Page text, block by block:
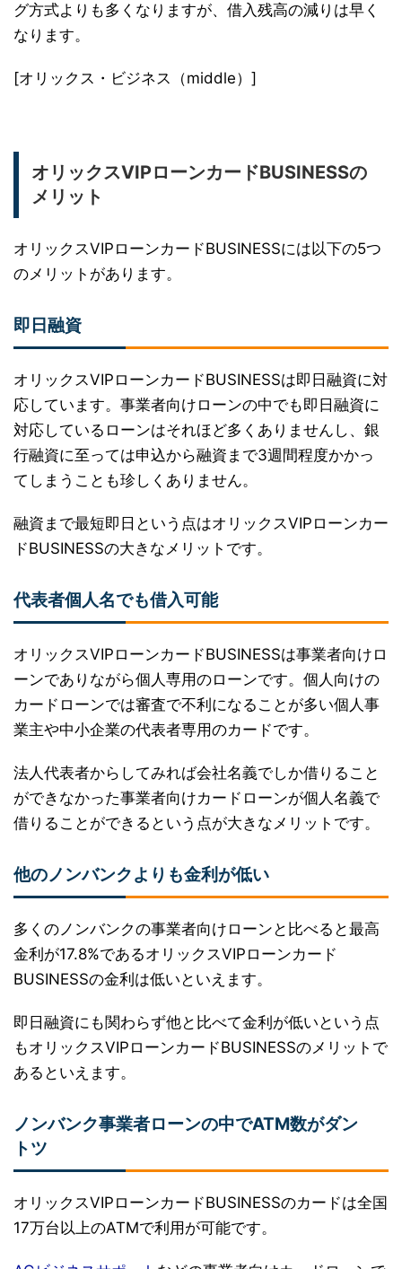
グ方式よりも多くなりますが、借入残高の減りは早く
なります。
[オリックス・ビジネス（middle）]
オリックスVIPローンカードBUSINESSの
メリット
オリックスVIPローンカードBUSINESSには以下の5つ
のメリットがあります。
即日融資
オリックスVIPローンカードBUSINESSは即日融資に対
応しています。事業者向けローンの中でも即日融資に
対応しているローンはそれほど多くありませんし、銀
行融資に至っては申込から融資まで3週間程度かかっ
てしまうことも珍しくありません。
融資まで最短即日という点はオリックスVIPローンカー
ドBUSINESSの大きなメリットです。
代表者個人名でも借入可能
オリックスVIPローンカードBUSINESSは事業者向けロ
ーンでありながら個人専用のローンです。個人向けの
カードローンでは審査で不利になることが多い個人事
業主や中小企業の代表者専用のカードです。
法人代表者からしてみれば会社名義でしか借りること
ができなかった事業者向けカードローンが個人名義で
借りることができるという点が大きなメリットです。
他のノンバンクよりも金利が低い
多くのノンバンクの事業者向けローンと比べると最高
金利が17.8%であるオリックスVIPローンカード
BUSINESSの金利は低いといえます。
即日融資にも関わらず他と比べて金利が低いという点
もオリックスVIPローンカードBUSINESSのメリットで
あるといえます。
ノンバンク事業者ローンの中でATM数がダン
トツ
オリックスVIPローンカードBUSINESSのカードは全国
17万台以上のATMで利用が可能です。